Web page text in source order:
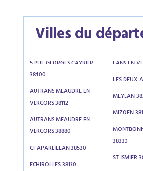
Villes du
5 RUE GEORGES CAYRIER
38400
AUTRANS MEAUDRE EN
VERCORS 38112
AUTRANS MEAUDRE EN
VERCORS 38880
CHAPAREILLAN 38530
ECHIROLLES 38130
LANS EN
LES DEUX
MEYLAN
MIZOEN
38330
ST ISMIER